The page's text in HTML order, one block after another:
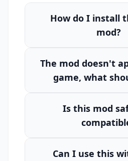
How do I install
mod?
The mod doesn't
game, what
Is this mod
Can I use this